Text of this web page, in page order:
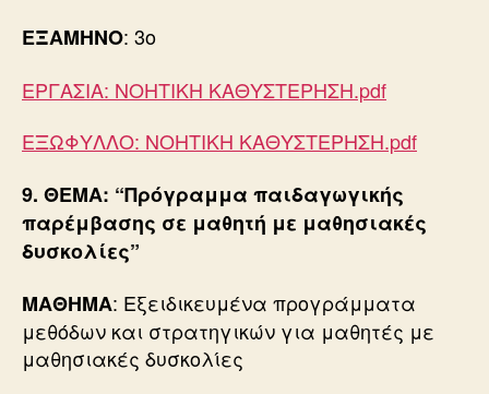
ΕΞΑΜΗΝΟ: 3ο
ΕΡΓΑΣΙΑ: ΝΟΗΤΙΚΗ ΚΑΘΥΣΤΕΡΗΣΗ.pdf
ΕΞΩΦΥΛΛΟ: ΝΟΗΤΙΚΗ ΚΑΘΥΣΤΕΡΗΣΗ.pdf
9. ΘΕΜΑ: “Πρόγραμμα παιδαγωγικής
παρέμβασης σε μαθητή με μαθησιακές
δυσκολίες”
ΜΑΘΗΜΑ: Εξειδικευμένα προγράμματα
μεθόδων και στρατηγικών για μαθητές με
μαθησιακές δυσκολίες